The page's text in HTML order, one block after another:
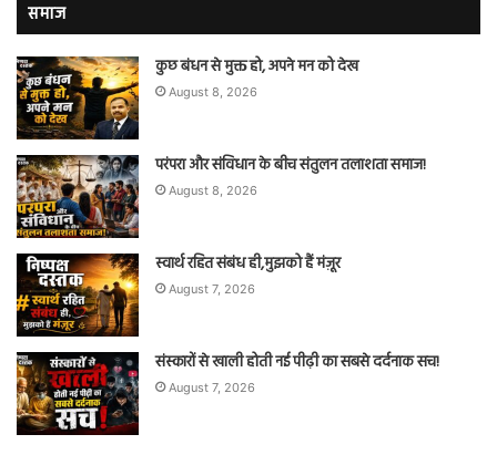
समाज
कुछ बंधन से मुक्त हो, अपने मन को देख
August 8, 2026
परंपरा और संविधान के बीच संतुलन तलाशता समाज!
August 8, 2026
स्वार्थ रहित संबंध ही,मुझको हैं मंज़ूर
August 7, 2026
संस्कारों से खाली होती नई पीढ़ी का सबसे दर्दनाक सच!
August 7, 2026